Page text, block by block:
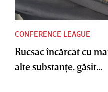
CONFERENCE LEAGUE
Rucsac încărcat cu
alte substanţe, găsit...